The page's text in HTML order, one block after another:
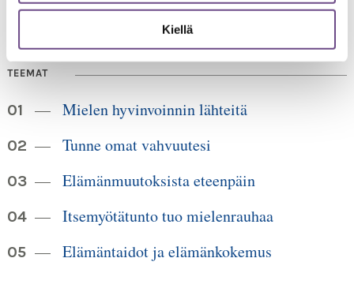
Kiellä
info@ikainstituutti.fi
TEEMAT
Mielen hyvinvoinnin lähteitä
Tunne omat vahvuutesi
Elämänmuutoksista eteenpäin
Itsemyötätunto tuo mielenrauhaa
Elämäntaidot ja elämänkokemus